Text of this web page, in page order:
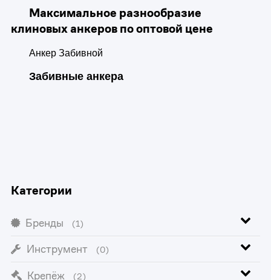
Максимальное разнообразие
клиновых анкеров по оптовой цене
Анкер Забивной
Забивные анкера
Категории
Бренды (1)
Инструмент (0)
Крепёж (2)